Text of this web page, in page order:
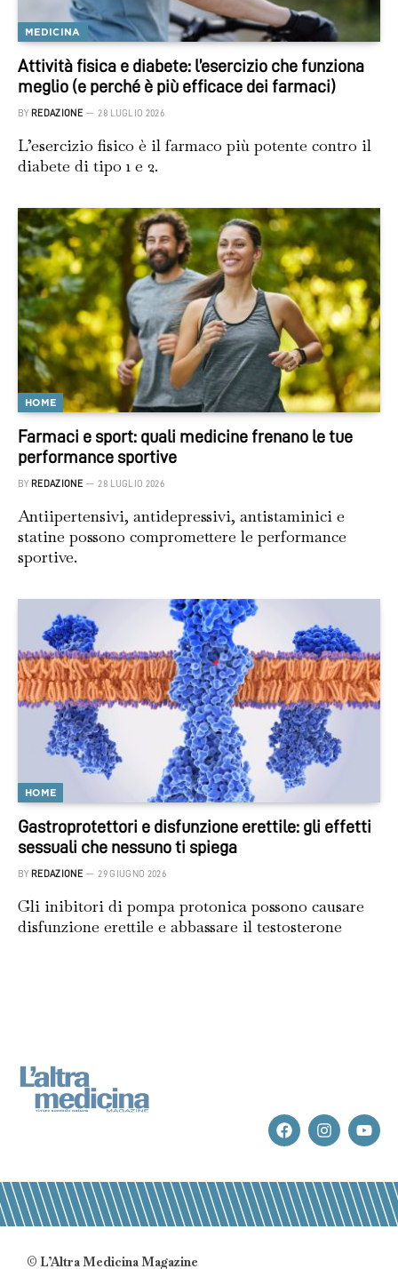
MEDICINA
Attività fisica e diabete: l’esercizio che funziona
meglio (e perché è più efficace dei farmaci)
BY REDAZIONE 28 LUGLIO 2026
L’esercizio fisico è il farmaco più potente contro il
diabete di tipo 1 e 2.
HOME
Farmaci e sport: quali medicine frenano le tue
performance sportive
BY REDAZIONE 28 LUGLIO 2026
Antiipertensivi, antidepressivi, antistaminici e
statine possono compromettere le performance
sportive.
HOME
Gastroprotettori e disfunzione erettile: gli effetti
sessuali che nessuno ti spiega
BY REDAZIONE 29 GIUGNO 2026
Gli inibitori di pompa protonica possono causare
disfunzione erettile e abbassare il testosterone
© L’Altra Medicina Magazine